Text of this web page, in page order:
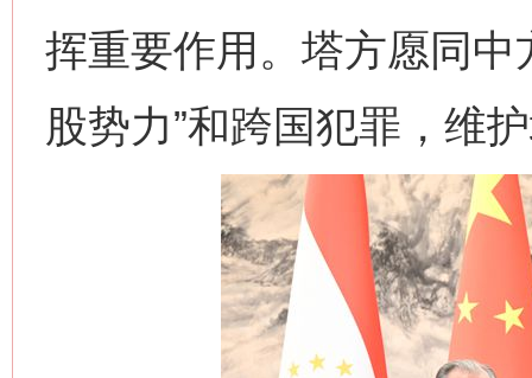
挥重要作用。塔方愿同中
股势力”和跨国犯罪，维